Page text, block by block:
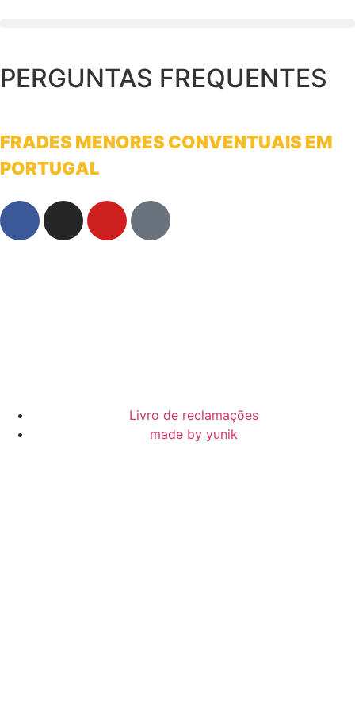
PERGUNTAS FREQUENTES
FRADES MENORES CONVENTUAIS EM
PORTUGAL
Livro de reclamações
made by yunik